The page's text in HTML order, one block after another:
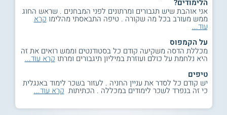
הלימודים?
אני אוהבת שיש תגבורים ומרתונים לפני המבחנים . שראש החוג
ממש מעורב בכל מה שקורה . טיפה התבאסתי מהלימו קרא
עוד...
על הקמפוס
מכללת הדסה משקיעה קודם כל בסטודנטים וממש רואים את זה
היא נלחמת על כולם ועוזרת במיליון תיגבורים ומרתו קרא עוד...
טיפים
יש קודם כל לסדר את עניין החניה . לעזור בשכר לימוד באנגלית
כי זה בנפרד לשכר לימודים במכללה . הכתיתות קרא עוד...